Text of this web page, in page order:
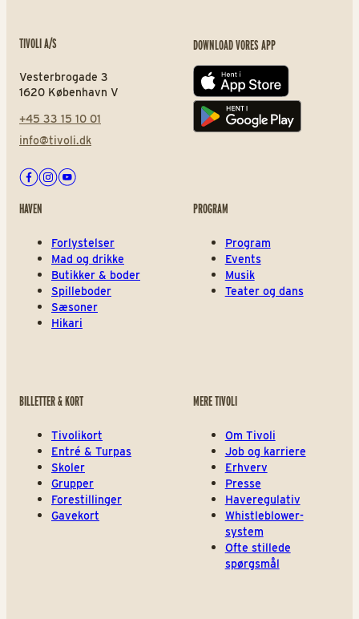
TIVOLI A/S
Vesterbrogade 3
1620 København V
+45 33 15 10 01
info@tivoli.dk
Facebook
Instagram
Youtube
DOWNLOAD VORES APP
App store
Play store
HAVEN
Forlystelser
Mad og drikke
Butikker & boder
Spilleboder
Sæsoner
Hikari
PROGRAM
Program
Events
Musik
Teater og dans
BILLETTER & KORT
Tivolikort
Entré & Turpas
Skoler
Grupper
Forestillinger
Gavekort
MERE TIVOLI
Om Tivoli
Job og karriere
Erhverv
Presse
Haveregulativ
Whistleblower-
system
Ofte stillede
spørgsmål